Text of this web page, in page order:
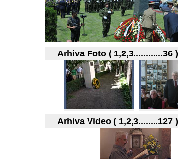
Arhiva Foto ( 1,2,3............36 )
Arhiva Video ( 1,2,3........127 )